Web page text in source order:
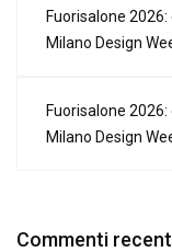
Fuorisalone
Milano Design
Fuorisalone
Milano Design
Commenti